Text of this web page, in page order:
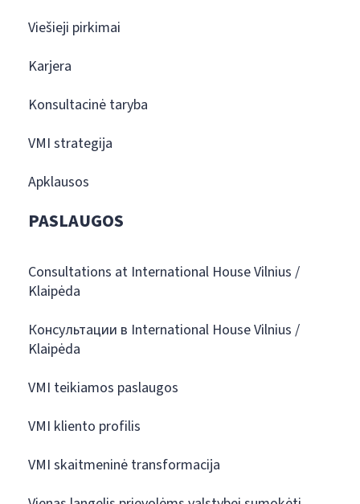
Viešieji pirkimai
Karjera
Konsultacinė taryba
VMI strategija
Apklausos
PASLAUGOS
Consultations at International House Vilnius /
Klaipėda
Консультации в International House Vilnius /
Klaipėda
VMI teikiamos paslaugos
VMI kliento profilis
VMI skaitmeninė transformacija